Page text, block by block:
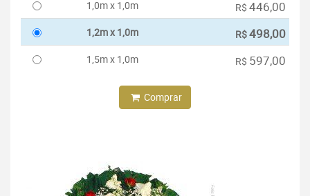
1,0m x 1,0m R$ 446,00
1,2m x 1,0m R$498,00
1,5m x 1,0m R$ 597,00
Comprar